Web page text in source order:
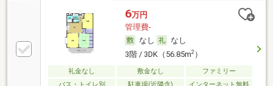
6万円
管理費-
なし
なし
3階 / 3DK（56.85m2）
礼金なし 敷金なし
ファミリー